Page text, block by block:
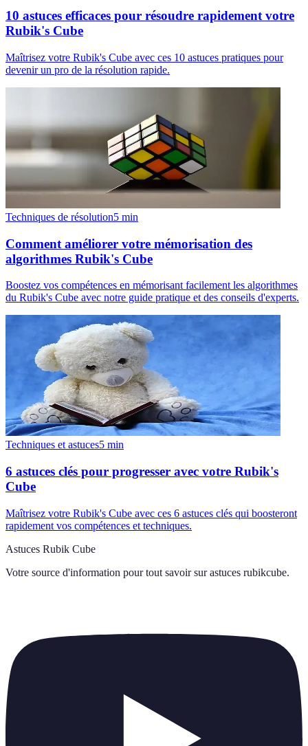
10 astuces efficaces pour résoudre rapidement votre
Rubik's Cube
Maîtrisez votre Rubik's Cube avec ces 10 astuces pratiques pour
devenir un pro de la résolution rapide.
Techniques de résolution5 min
Comment améliorer votre mémorisation des
algorithmes Rubik's Cube
Boostez vos compétences en mémorisant facilement les algorithmes
du Rubik's Cube avec notre guide pratique et des conseils d'experts.
Techniques et astuces5 min
6 astuces clés pour progresser avec votre Rubik's
Cube
Maîtrisez votre Rubik's Cube avec ces 6 astuces clés qui boosteront
rapidement vos compétences et techniques.
Astuces Rubik Cube
Votre source d'information pour tout savoir sur astuces rubikcube.